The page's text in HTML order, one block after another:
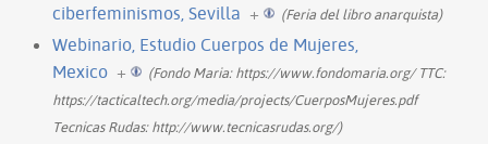
ciberfeminismos, Sevilla + (Feria del libro anarquista)
Webinario, Estudio Cuerpos de Mujeres,
Mexico +
(Fondo Maria: https://www.fondomaria.org/ TTC:
https://tacticaltech.org/media/projects/CuerposMujeres.pdf
Tecnicas Rudas: http://www.tecnicasrudas.org/)